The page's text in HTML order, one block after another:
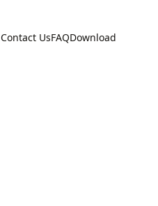
Contact UsFAQDownload